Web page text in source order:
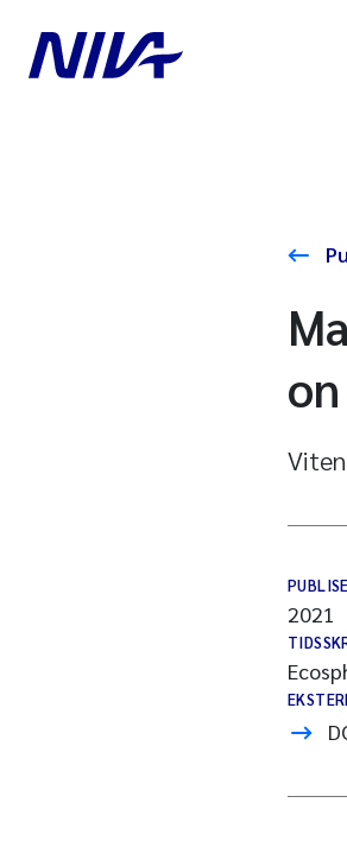
2021